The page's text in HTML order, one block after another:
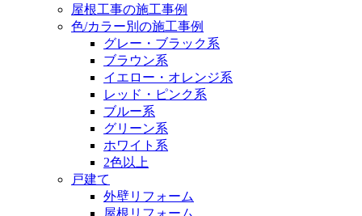
屋根工事の施工事例
色/カラー別の施工事例
グレー・ブラック系
ブラウン系
イエロー・オレンジ系
レッド・ピンク系
ブルー系
グリーン系
ホワイト系
2色以上
戸建て
外壁リフォーム
屋根リフォーム